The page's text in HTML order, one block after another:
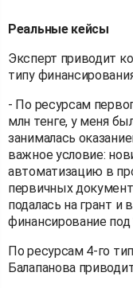
Реальные кейсы
Эксперт приводит
типу
- По ресурсам
млн тенге, у меня
занималась
важное условие:
автоматизацию в
первичных
подалась на грант и
финансирование под
По ресурсам 4-го
Балапанова